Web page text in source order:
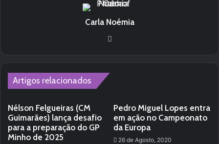
Carla Noémia
Artigos relacionados
Nélson Felgueiras (CM
Guimarães) lança desafio
para a preparação do GP
Minho de 2025
Pedro Miguel Lopes entra
em ação no Campeonato
da Europa
26 de Agosto, 2020